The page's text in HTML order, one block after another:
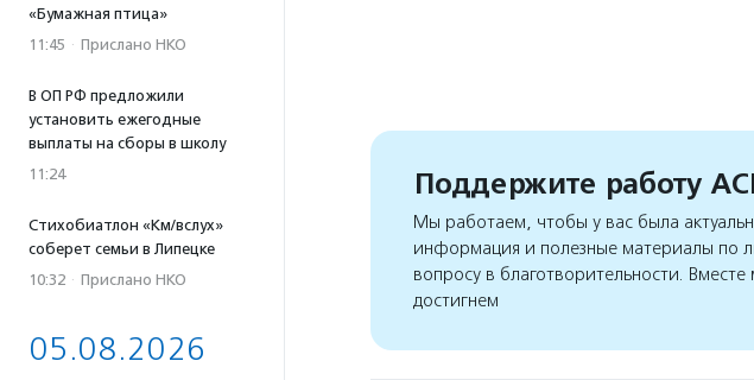
«Бумажная птица»
11:45 · Прислано НКО
В ОП РФ предложили
установить ежегодные
выплаты на сборы в школу
11:24
Стихобиатлон «Км/вслух»
соберет семьи в Липецке
10:32 · Прислано НКО
05.08.2026
Поддержите работу
Мы работаем, чтобы у вас была
информация и полезные материалы по
вопросу в благотворительности. Вместе
достигнем